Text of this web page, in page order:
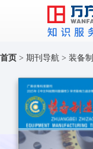
首页 > 期刊导航 > 装备